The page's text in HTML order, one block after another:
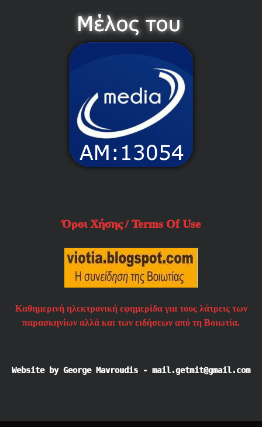
Όροι Χήσης / Terms Of Use
Καθημερινή ηλεκτρονική εφημερίδα για τους λάτρεις των
παρασκηνίων αλλά και των ειδήσεων από τη Βοιωτία.
Website by George Mavroudis - mail.getmit@gmail.com